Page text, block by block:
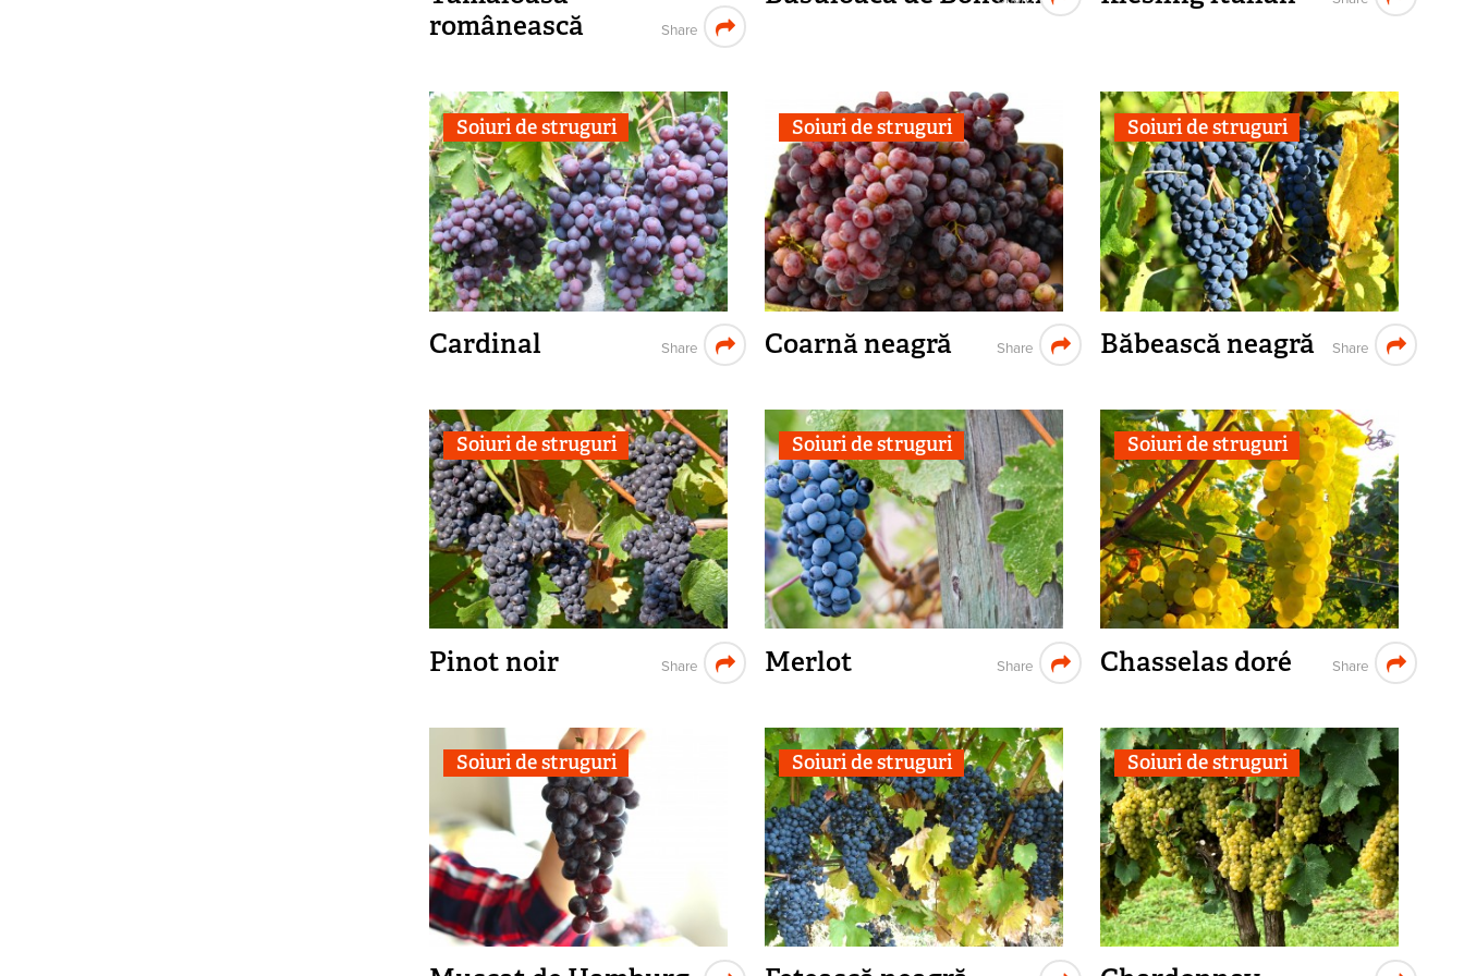
românească
Share
Soiuri de struguri
Cardinal Share
Soiuri de struguri
Coarnă neagră Share
Soiuri de struguri
Băbească neagră Share
Soiuri de struguri
Pinot noir Share
Soiuri de struguri
Merlot Share
Soiuri de struguri
Chasselas doré Share
Soiuri de struguri Soiuri de struguri Soiuri de struguri